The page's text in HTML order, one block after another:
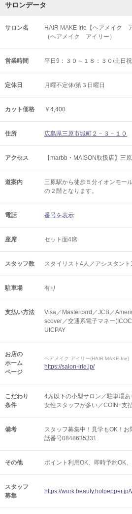
サロンデータ
サロン名
HAIR MAKE Irie【ヘアメイク ア
（ヘアメイク アイリー）
営業時間 平日9：３０～１８：３０/土日
定休日 月曜不定休/第３日曜日
カット価格 ￥4,400
住所 広島県三原市城町２－３－１０
アクセス 【marbb・MAISON取扱店】三
道案内
三原駅から徒歩５分イオンモー
の２階となります。
電話 番号を表示
座席 セット面4席
スタッフ数 スタイリスト4人／アシスタント
駐車場 有り
支払い方法
Visa／Mastercard／JCB／
scover／交通系電子マネー
UICPAY
お店の
ホーム
ページ
ヘアメイク アイリー(HAIR MAKE Irie)
https://salon-irie.jp/
こだわり
条件
4席以下の小型サロン／駐車場
女性スタッフが多い／COIN+支
備考
スタッフ募集中！見学もOK！
話番号0848635331
その他 ポイント利用OK 即時予約OK
スタッフ
募集
https://